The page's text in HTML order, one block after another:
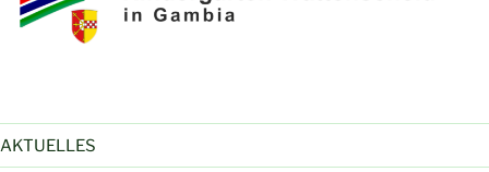
AKTUELLES